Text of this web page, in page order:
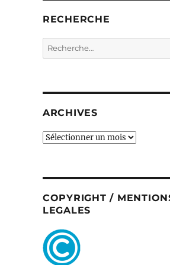
RECHERCHE
Recherche
pour :
ARCHIVES
ARCHIVES
COPYRIGHT /
LEGALES